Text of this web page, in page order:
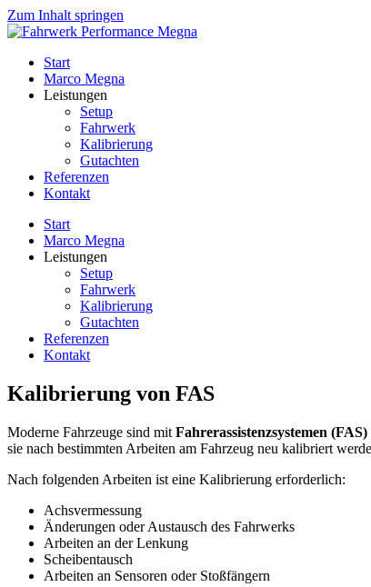
Zum Inhalt springen
Start
Marco Megna
Leistungen
Setup
Fahrwerk
Kalibrierung
Gutachten
Referenzen
Kontakt
Start
Marco Megna
Leistungen
Setup
Fahrwerk
Kalibrierung
Gutachten
Referenzen
Kontakt
Kalibrierung von FAS
Moderne Fahrzeuge sind mit Fahrerassistenzsystemen (FAS)
sie nach bestimmten Arbeiten am Fahrzeug neu kalibriert
Nach folgenden Arbeiten ist eine Kalibrierung erforderlich:
Achsvermessung
Änderungen oder Austausch des Fahrwerks
Arbeiten an der Lenkung
Scheibentausch
Arbeiten an Sensoren oder Stoßfängern